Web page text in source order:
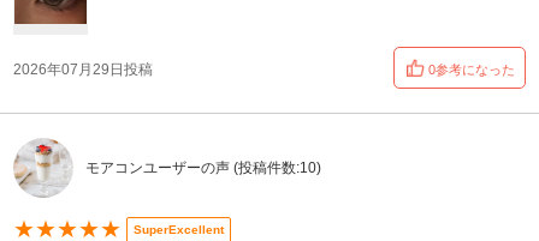
2026年07月29日投稿 0参考になった
モアコンユーザーの声 (投稿件数:10)
★★★★★ SuperExcellent